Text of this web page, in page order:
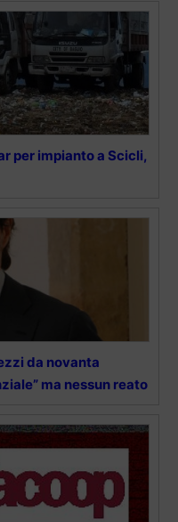
per impianto a Scicli,
da novanta
ma nessun reato